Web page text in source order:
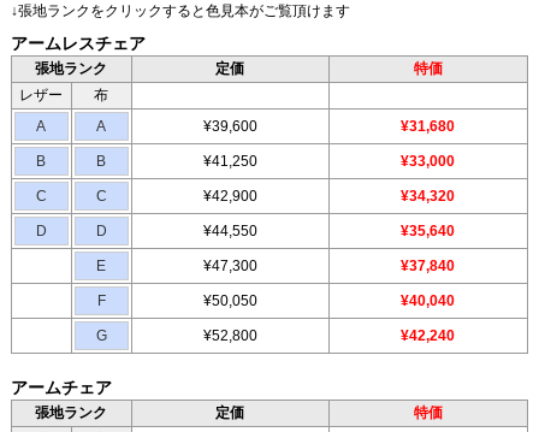
↓張地ランクをクリックすると色見本がご覧頂けます
アームレスチェア
張地ランク 定価
特価
レザー
布
A
A ¥39,600 ¥31,680
B B ¥41,250 ¥33,000
C C ¥42,900 ¥34,320
D D ¥44,550 ¥35,640
E ¥47,300 ¥37,840
F ¥50,050 ¥40,040
G ¥52,800 ¥42,240
アームチェア
張地ランク 定価
特価